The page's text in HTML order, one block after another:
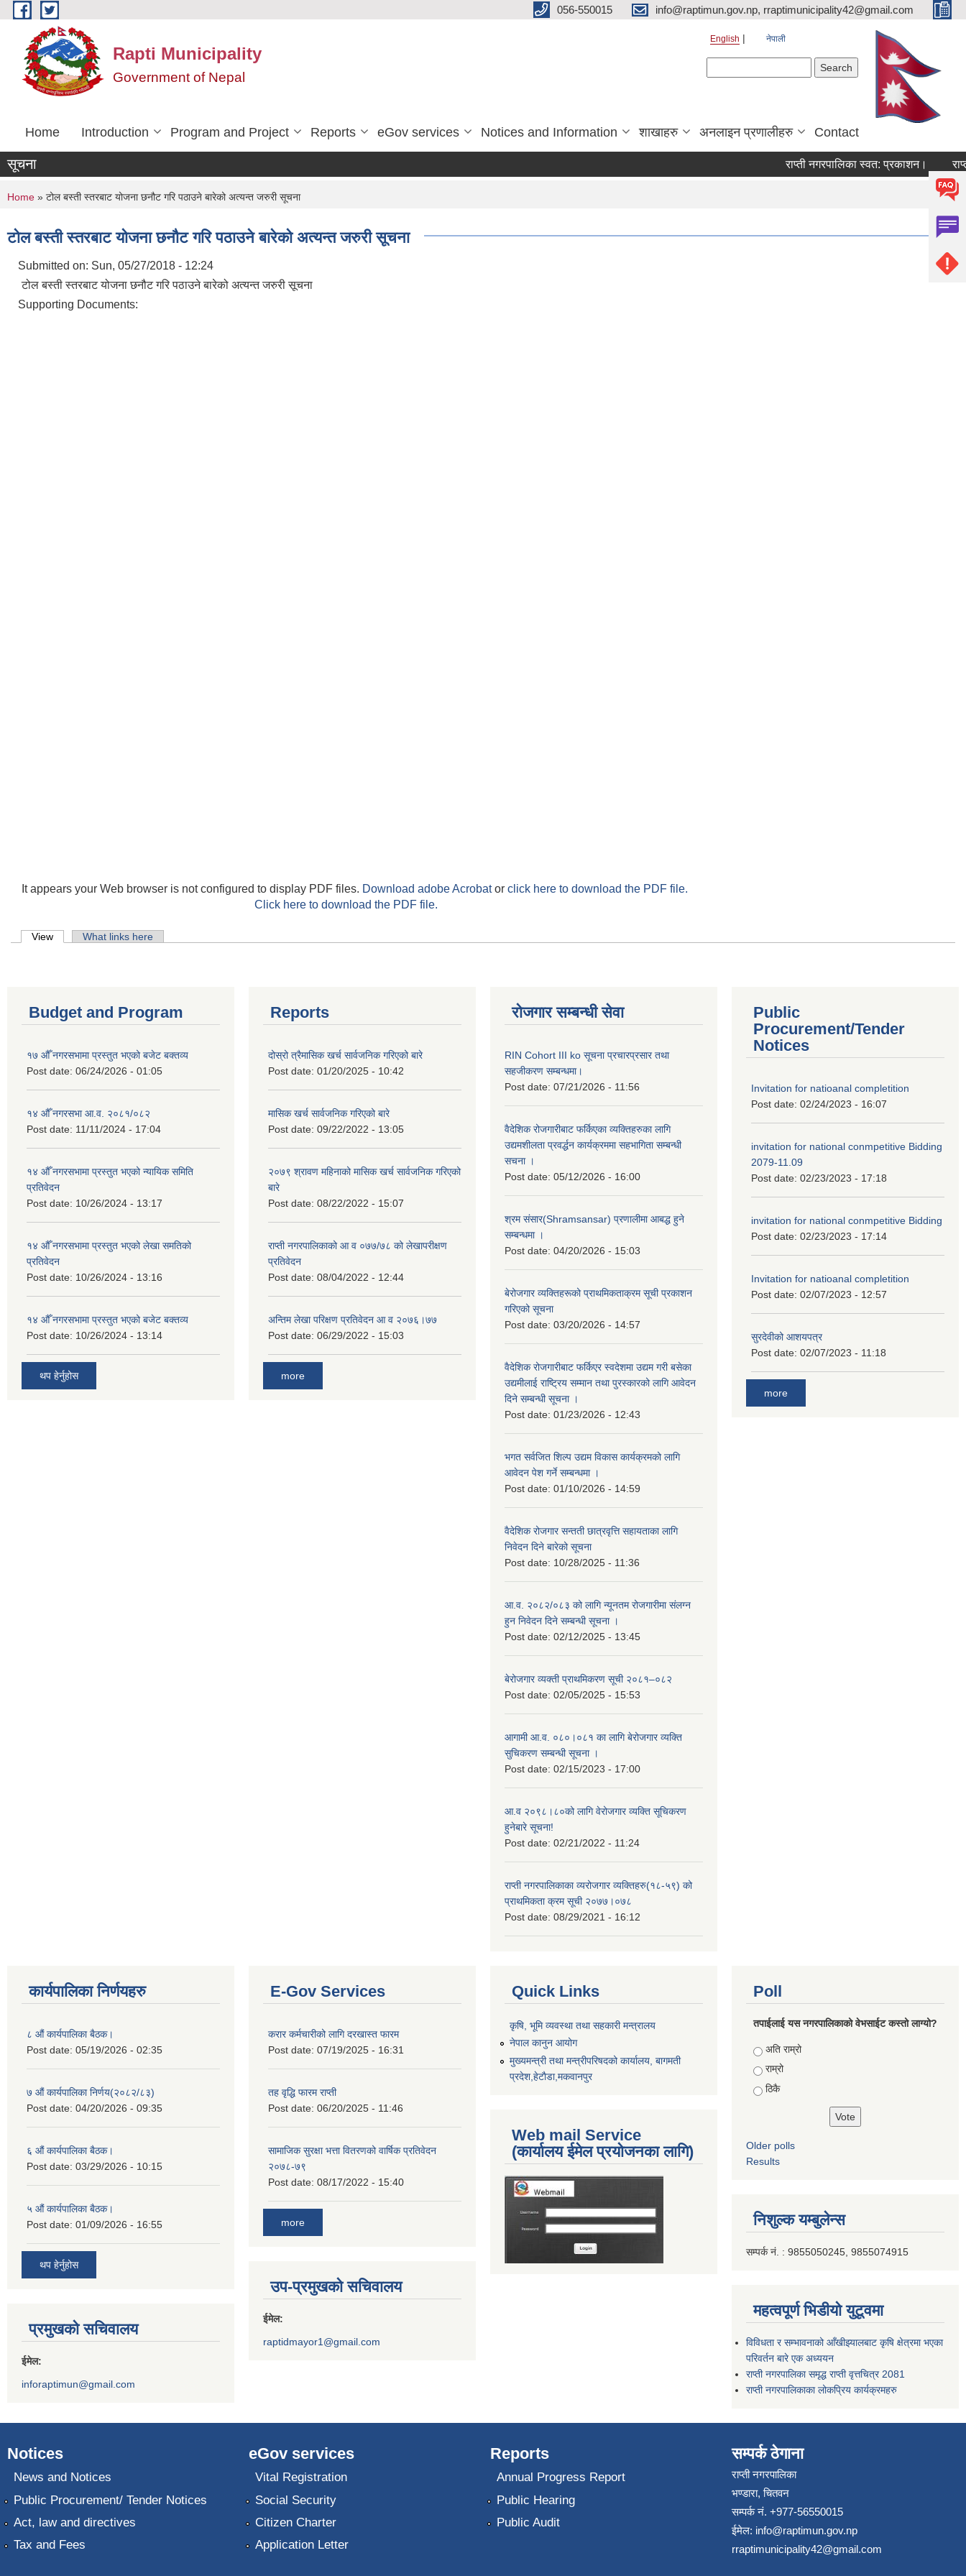
Skip to main content 056-550015 info@raptimun.gov.np, rraptimunicipality42@gmail.com
Rapti Municipality
Government of Nepal
English नेपाली
Home Introduction Program and Project Reports eGov services Notices and Information शाखाहरु अनलाइन प्रणालीहरु Contact
सूचना राप्ती नगरपालिका स्वत: प्रकाशन।
You are here
Home » टोल बस्ती स्तरबाट योजना छनौट गरि पठाउने बारेको अत्यन्त जरुरी सूचना
टोल बस्ती स्तरबाट योजना छनौट गरि पठाउने बारेको अत्यन्त जरुरी सूचना
Submitted on: Sun, 05/27/2018 - 12:24
टोल बस्ती स्तरबाट योजना छनौट गरि पठाउने बारेको अत्यन्त जरुरी सूचना
Supporting Documents:
It appears your Web browser is not configured to display PDF files. Download adobe Acrobator click here to download the PDF file.
Click here to download the PDF file.
Primary tabs
View (active tab)What links here
Budget and Program
१७ औँ नगरसभामा प्रस्तुत भएको बजेट बक्तव्य
Post date: 06/24/2026 - 01:05
१४ औँ नगरसभा आ.व. २०८१/०८२
Post date: 11/11/2024 - 17:04
१४ औँ नगरसभामा प्रस्तुत भएको न्यायिक समिति
प्रतिवेदन
Post date: 10/26/2024 - 13:17
१४ औँ नगरसभामा प्रस्तुत भएको लेखा समतिको
प्रतिवेदन
Post date: 10/26/2024 - 13:16
१४ औँ नगरसभामा प्रस्तुत भएको बजेट बक्तव्य
Post date: 10/26/2024 - 13:14
थप हेर्नुहोस
Reports
दोस्रो त्रैमासिक खर्च सार्वजनिक गरिएको बारे
Post date: 01/20/2025 - 10:42
मासिक खर्च सार्वजनिक गरिएको बारे
Post date: 09/22/2022 - 13:05
२०७९ श्रावण महिनाको मासिक खर्च सार्वजनिक गरिएको
बारे
Post date: 08/22/2022 - 15:07
राप्ती नगरपालिकाको आ व ०७७/७८ को लेखापरीक्षण
प्रतिवेदन
Post date: 08/04/2022 - 12:44
अन्तिम लेखा परिक्षण प्रतिवेदन आ व २०७६।७७
Post date: 06/29/2022 - 15:03
more
रोजगार सम्बन्धी सेवा
RIN Cohort III ko सूचना प्रचारप्रसार तथा
सहजीकरण सम्बन्धमा।
Post date: 07/21/2026 - 11:56
वैदेशिक रोजगारीबाट फर्किएका व्यक्तिहरुका लागि
उद्यमशीलता प्रवर्द्धन कार्यक्रममा सहभागिता सम्बन्धी
सचना ।
Post date: 05/12/2026 - 16:00
श्रम संसार(Shramsansar) प्रणालीमा आबद्ध हुने
सम्बन्धमा ।
Post date: 04/20/2026 - 15:03
बेरोजगार व्यक्तिहरूको प्राथमिकताक्रम सूची प्रकाशन
गरिएको सूचना
Post date: 03/20/2026 - 14:57
वैदेशिक रोजगारीबाट फर्किएर स्वदेशमा उद्यम गरी बसेका
उद्यमीलाई राष्ट्रिय सम्मान तथा पुरस्कारको लागि आवेदन
दिने सम्बन्धी सूचना ।
Post date: 01/23/2026 - 12:43
भगत सर्वजित शिल्प उद्यम विकास कार्यक्रमको लागि
आवेदन पेश गर्ने सम्बन्धमा ।
Post date: 01/10/2026 - 14:59
वैदेशिक रोजगार सन्तती छात्रवृत्ति सहायताका लागि
निवेदन दिने बारेको सूचना
Post date: 10/28/2025 - 11:36
आ.व. २०८२/०८३ को लागि न्यूनतम रोजगारीमा संलग्न
हुन निवेदन दिने सम्बन्धी सूचना ।
Post date: 02/12/2025 - 13:45
बेरोजगार व्यक्ती प्राथमिकरण सूची २०८१–०८२
Post date: 02/05/2025 - 15:53
आगामी आ.व. ०८०।०८१ का लागि बेरोजगार व्यक्ति
सुचिकरण सम्बन्धी सूचना ।
Post date: 02/15/2023 - 17:00
आ.व २०९८।८०को लागि वेरोजगार व्यक्ति सूचिकरण
हुनेबारे सूचना!
Post date: 02/21/2022 - 11:24
राप्ती नगरपालिकाका व्यरोजगार व्यक्तिहरु(१८-५९) को
प्राथमिकता क्रम सूची २०७७।०७८
Post date: 08/29/2021 - 16:12
Public
Procurement/Tender
Notices
Invitation for natioanal completition
Post date: 02/24/2023 - 16:07
invitation for national conmpetitive Bidding
2079-11.09
Post date: 02/23/2023 - 17:18
invitation for national conmpetitive Bidding
Post date: 02/23/2023 - 17:14
Invitation for natioanal completition
Post date: 02/07/2023 - 12:57
सुरदेवीको आशयपत्र
Post date: 02/07/2023 - 11:18
more
कार्यपालिका निर्णयहरु
८ औं कार्यपालिका बैठक।
Post date: 05/19/2026 - 02:35
७ औं कार्यपालिका निर्णय(२०८२/८३)
Post date: 04/20/2026 - 09:35
६ औं कार्यपालिका बैठक।
Post date: 03/29/2026 - 10:15
५ औं कार्यपालिका बैठक।
Post date: 01/09/2026 - 16:55
थप हेर्नुहोस
प्रमुखको सचिवालय
ईमेल:
inforaptimun@gmail.com
E-Gov Services
करार कर्मचारीको लागि दरखास्त फारम
Post date: 07/19/2025 - 16:31
तह वृद्धि फारम राप्ती
Post date: 06/20/2025 - 11:46
सामाजिक सुरक्षा भत्ता वितरणको वार्षिक प्रतिवेदन
२०७८-७९
Post date: 08/17/2022 - 15:40
more
उप-प्रमुखको सचिवालय
ईमेल:
raptidmayor1@gmail.com
Quick Links
कृषि, भूमि व्यवस्था तथा सहकारी मन्त्रालय
नेपाल कानुन आयोग
मुख्यमन्त्री तथा मन्त्रीपरिषदको कार्यालय, बागमती
प्रदेश,हेटाैडा,मकवानपुर
Web mail Service
(कार्यालय ईमेल प्रयोजनका लागि)
Poll
तपाईलाई यस नगरपालिकाको वेभसाईट कस्तो लाग्यो?
Choices
अति राम्रो
राम्रो
ठिकै
Older polls
Results
निशुल्क यम्बुलेन्स
सम्पर्क नं. : 9855050245, 9855074915
महत्वपूर्ण भिडीयो युटूवमा
विविधता र सम्भावनाको आँखीझ्यालबाट कृषि क्षेत्रमा भएका
परिवर्तन बारे एक अध्ययन
राप्ती नगरपालिका समृद्ध राप्ती वृत्तचित्र 2081
राप्ती नगरपालिकाका लोकप्रिय कार्यक्रमहरु
Notices
News and Notices
Public Procurement/ Tender Notices
Act, law and directives
Tax and Fees
eGov services
Vital Registration
Social Security
Citizen Charter
Application Letter
Reports
Annual Progress Report
Public Hearing
Public Audit
सम्पर्क ठेगाना
राप्ती नगरपालिका
भण्डारा, चितवन
सम्पर्क नं. +977-56550015
ईमेल: info@raptimun.gov.np
rraptimunicipality42@gmail.com